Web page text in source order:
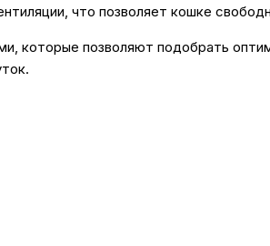
что позволяет кошке
которые позволяют подобрать